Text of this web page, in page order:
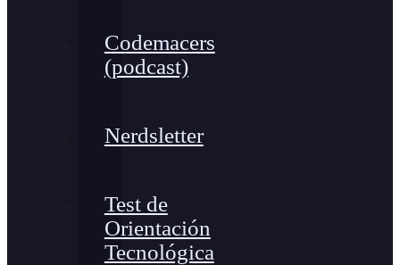
Codemacers
(podcast)
Nerdsletter
Test de
Orientación
Tecnológica